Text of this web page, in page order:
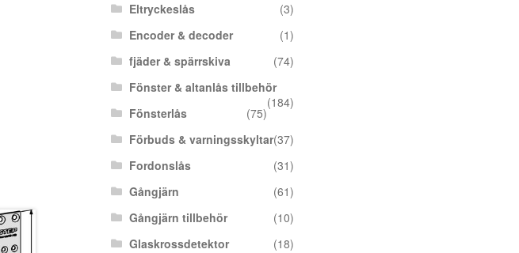
Eltryckeslås
(3)
Encoder & decoder
(1)
fjäder & spärrskiva
(74)
Fönster & altanlås tillbehör
(184)
Fönsterlås
(75)
Förbuds & varningsskyltar(37)
Fordonslås
(31)
Gångjärn
(61)
Gångjärn tillbehör
(10)
Glaskrossdetektor
(18)